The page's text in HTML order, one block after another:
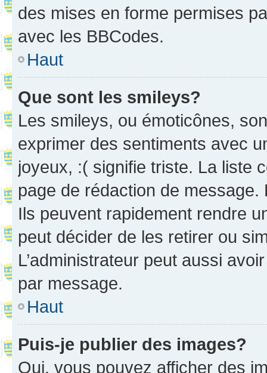
des mises en forme permises
avec les BBCodes.
Haut
Que sont les smileys?
Les smileys, ou émoticônes,
exprimer des sentiments avec
joyeux, :( signifie triste. La liste
page de rédaction de
Ils peuvent rapidement rendre
peut décider de les retirer ou
L’administrateur peut aussi
par message.
Haut
Puis-je publier des images?
Oui, vous pouvez afficher des